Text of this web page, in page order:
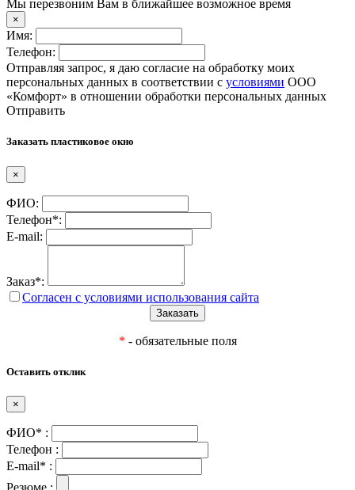
Мы перезвоним Вам в ближайшее возможное время
×
Имя:
Телефон:
Отправляя запрос, я даю согласие на обработку моих
персональных данных в соответствии с условиями ООО
«Комфорт» в отношении обработки персональных данных
Отправить
Заказать пластиковое окно
×
ФИО:
Телефон*:
E-mail:
Заказ*:
Согласен с условиями использования сайта
* - обязательные поля
Оставить отклик
×
ФИО* :
Телефон :
E-mail* :
Резюме :